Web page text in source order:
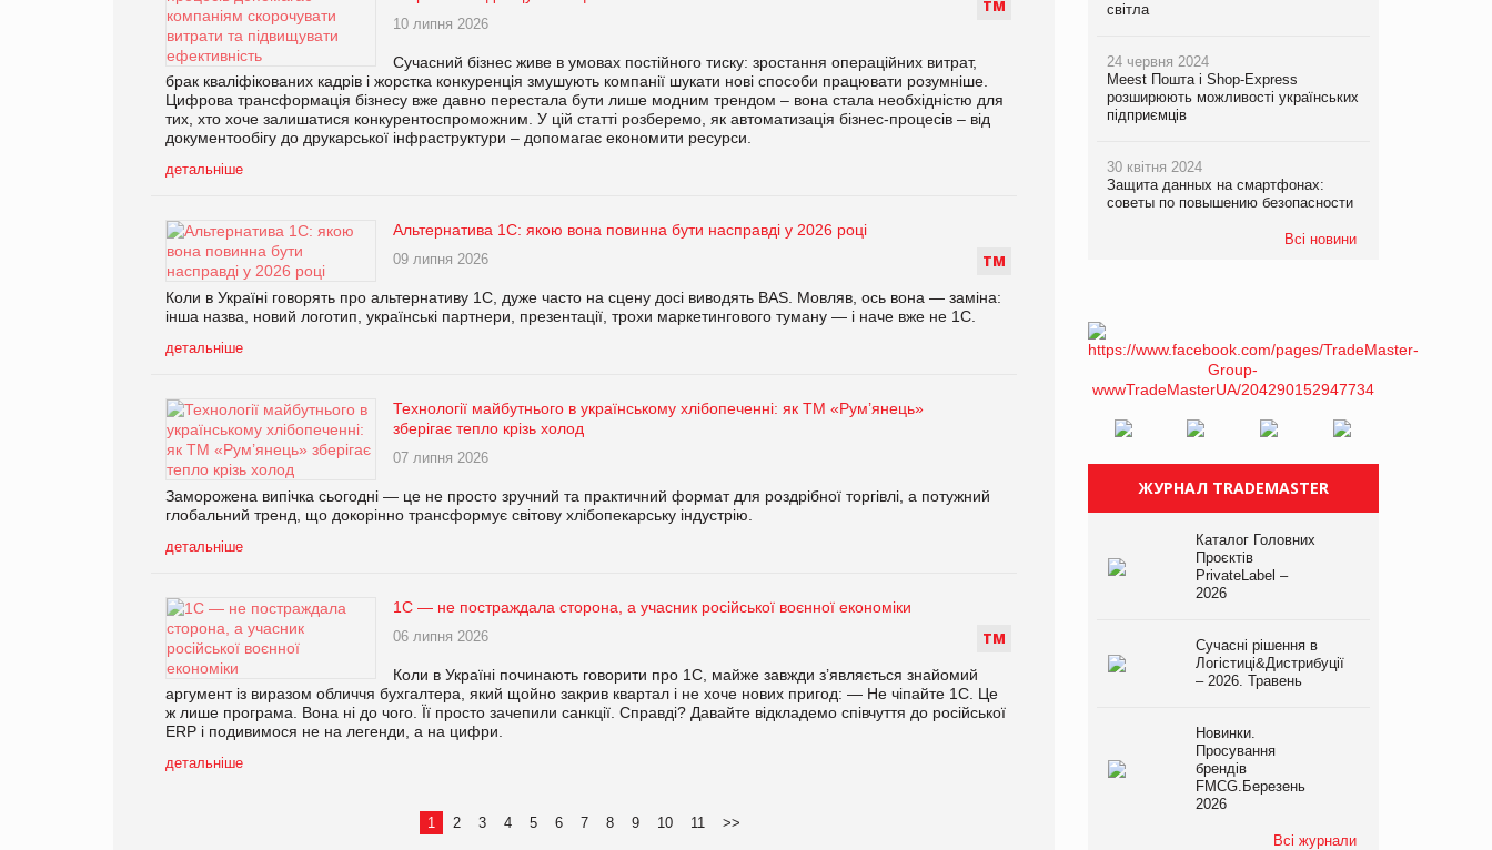
ТМ
10 липня 2026
Сучасний бізнес живе в умовах постійного тиску: зростання операційних витрат,
брак кваліфікованих кадрів і жорстка конкуренція змушують компанії шукати нові способи працювати розумніше.
Цифрова трансформація бізнесу вже давно перестала бути лише модним трендом – вона стала необхідністю для
тих, хто хоче залишатися конкурентоспроможним. У цій статті розберемо, як автоматизація бізнес-процесів – від
документообігу до друкарської інфраструктури – допомагає економити ресурси.
детальніше
ТМ
Альтернатива 1С: якою вона повинна бути насправді у 2026 році
09 липня 2026
Коли в Україні говорять про альтернативу 1С, дуже часто на сцену досі виводять BAS. Мовляв, ось вона — заміна:
інша назва, новий логотип, українські партнери, презентації, трохи маркетингового туману — і наче вже не 1С.
детальніше
Технології майбутнього в українському хлібопеченні: як ТМ «Рум’янець»
зберігає тепло крізь холод
07 липня 2026
Заморожена випічка сьогодні — це не просто зручний та практичний формат для роздрібної торгівлі, а потужний
глобальний тренд, що докорінно трансформує світову хлібопекарську індустрію.
детальніше
ТМ
1С — не постраждала сторона, а учасник російської воєнної економіки
06 липня 2026
Коли в Україні починають говорити про 1С, майже завжди з’являється знайомий
аргумент із виразом обличчя бухгалтера, який щойно закрив квартал і не хоче нових пригод: — Не чіпайте 1С. Це
ж лише програма. Вона ні до чого. Її просто зачепили санкції. Справді? Давайте відкладемо співчуття до російської
ERP і подивимося не на легенди, а на цифри.
детальніше
1 2 3 4 5 6 7 8 9 10 11 >>
світла
24 червня 2024
Meest Пошта і Shop-Express
розширюють можливості українських
підприємців
30 квітня 2024
Защита данных на смартфонах:
советы по повышению безопасности
Всі новини
ЖУРНАЛ TRADEMASTER
Каталог Головних
Проєктів
PrivateLabel –
2026
Сучасні рішення в
Логістиці&Дистрибуції
– 2026. Травень
Новинки.
Просування
брендів
FMCG.Березень
2026
Всі журнали